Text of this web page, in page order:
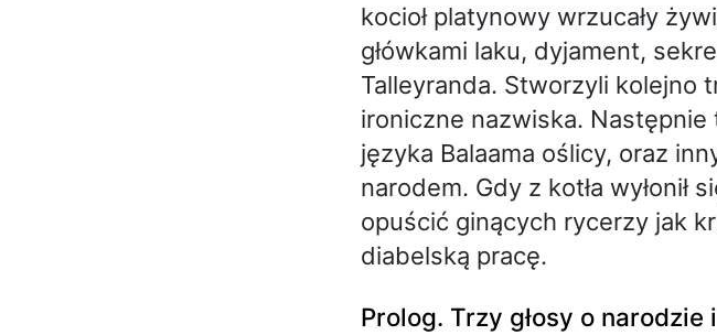
kocioł platynowy wrzucały
główkami laku, dyjament,
Talleyranda. Stworzyli kolejno
ironiczne nazwiska.
języka Balaama oślicy, oraz
narodem. Gdy z kotła wyłonił
opuścić ginących rycerzy jak
diabelską pracę.
Prolog. Trzy głosy o narodzie